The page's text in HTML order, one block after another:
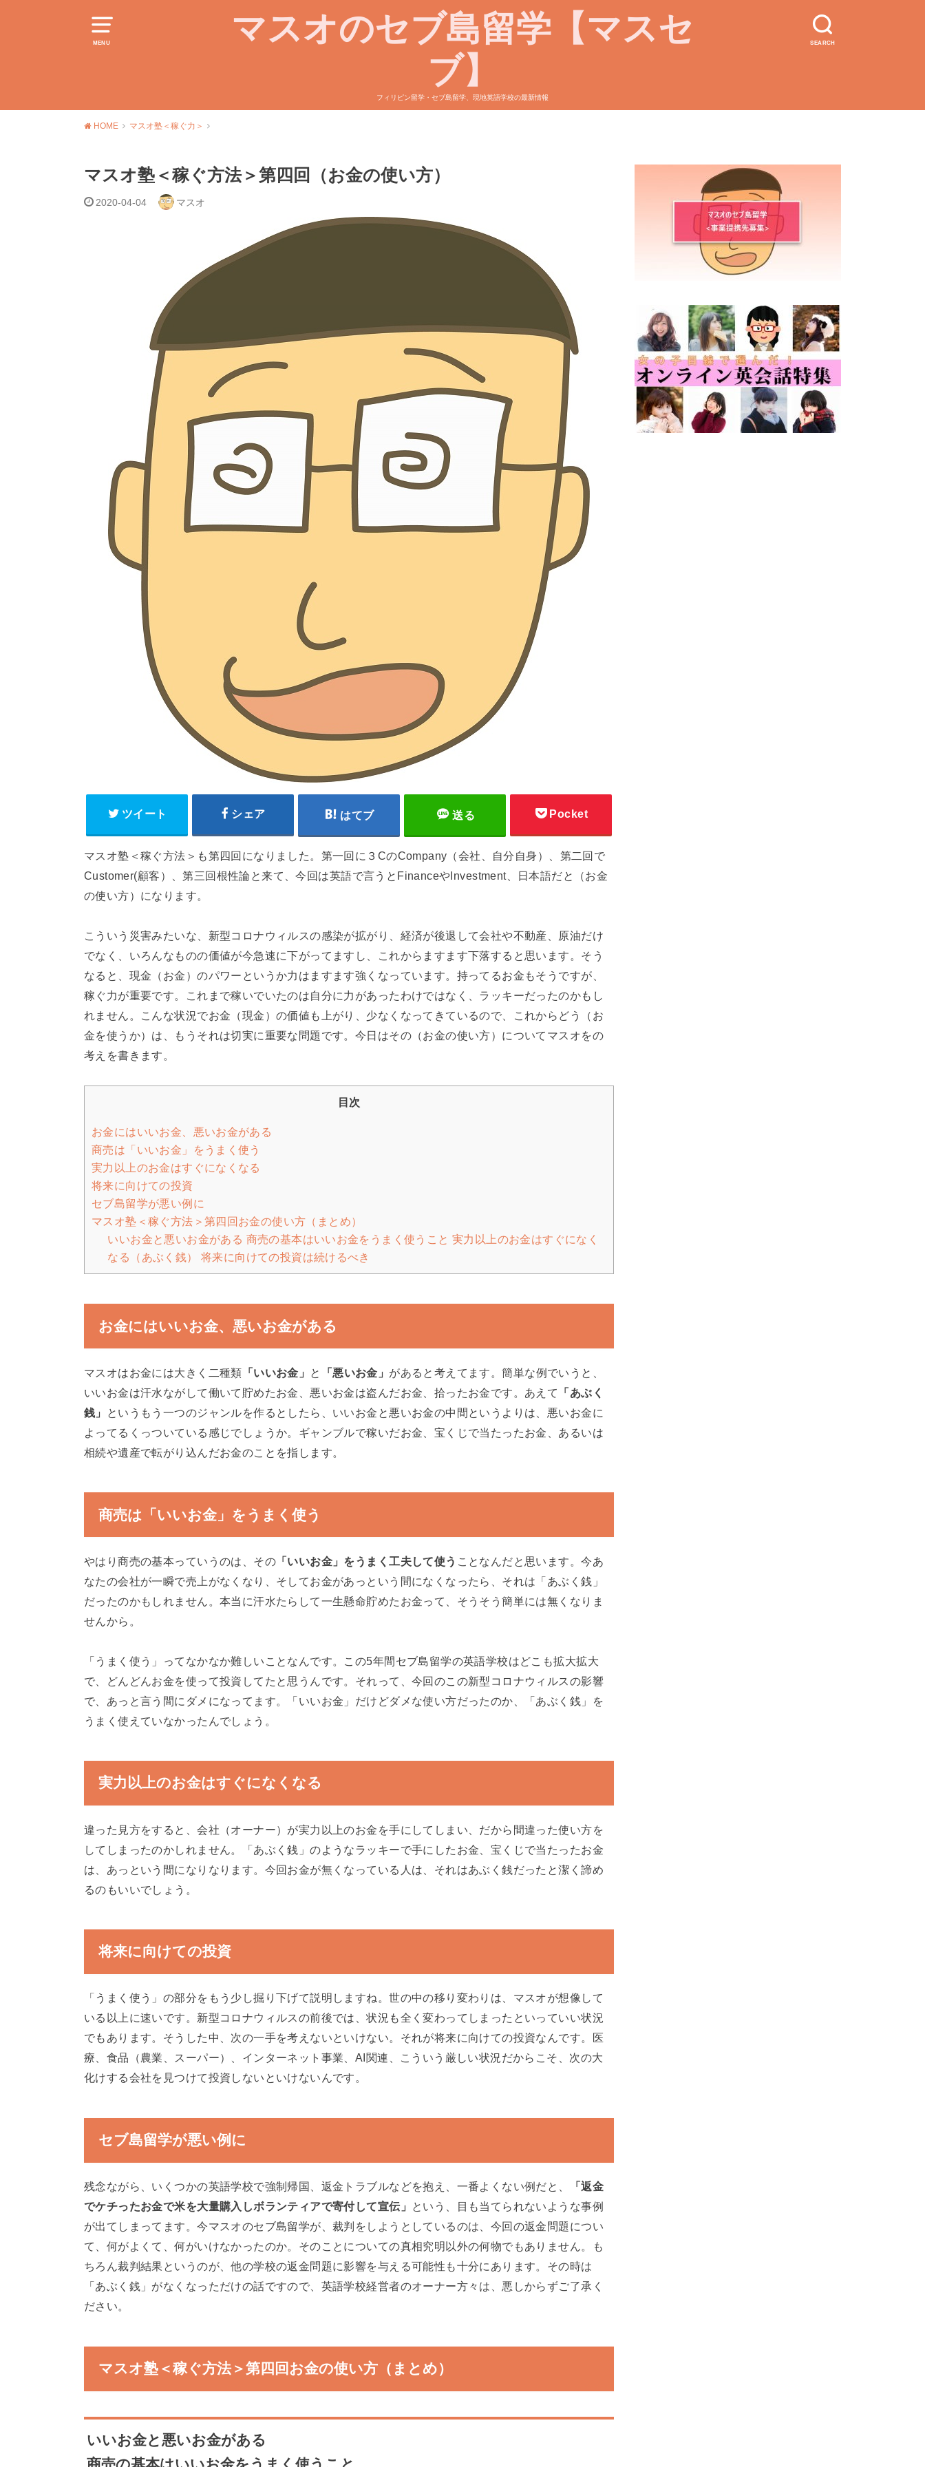
MENU SEARCH
マスオのセブ島留学【マスセ
ブ】
フィリピン留学・セブ島留学、現地英語学校の最新情報
HOME マスオ塾＜稼ぐ力＞
マスオ塾＜稼ぐ方法＞第四回（お金の使い方）
2020-04-04 マスオ
ツイート シェア はてブ 送る Pocket
マスオ塾＜稼ぐ方法＞も第四回になりました。第一回に３CのCompany（会社、自分自身）、第二回で
Customer(顧客）、第三回根性論と来て、今回は英語で言うとFinanceやInvestment、日本語だと（お金
の使い方）になります。
こういう災害みたいな、新型コロナウィルスの感染が拡がり、経済が後退して会社や不動産、原油だけ
でなく、いろんなものの価値が今急速に下がってますし、これからますます下落すると思います。そう
なると、現金（お金）のパワーというか力はますます強くなっています。持ってるお金もそうですが、
稼ぐ力が重要です。これまで稼いでいたのは自分に力があったわけではなく、ラッキーだったのかもし
れません。こんな状況でお金（現金）の価値も上がり、少なくなってきているので、これからどう（お
金を使うか）は、もうそれは切実に重要な問題です。今日はその（お金の使い方）についてマスオをの
考えを書きます。
目次
お金にはいいお金、悪いお金がある
商売は「いいお金」をうまく使う
実力以上のお金はすぐになくなる
将来に向けての投資
セブ島留学が悪い例に
マスオ塾＜稼ぐ方法＞第四回お金の使い方（まとめ）
いいお金と悪いお金がある 商売の基本はいいお金をうまく使うこと 実力以上のお金はすぐになく
なる（あぶく銭） 将来に向けての投資は続けるべき
お金にはいいお金、悪いお金がある
マスオはお金には大きく二種類 「いいお金」 と 「悪いお金」 があると考えてます。簡単な例でいうと、
いいお金は汗水ながして働いて貯めたお金、悪いお金は盗んだお金、拾ったお金です。あえて
「あぶく
銭」
というもう一つのジャンルを作るとしたら、いいお金と悪いお金の中間というよりは、悪いお金に
よってるくっついている感じでしょうか。ギャンブルで稼いだお金、宝くじで当たったお金、あるいは
相続や遺産で転がり込んだお金のことを指します。
商売は「いいお金」をうまく使う
やはり商売の基本っていうのは、その 「いいお金」をうまく工夫して使う ことなんだと思います。今あ
なたの会社が一瞬で売上がなくなり、そしてお金があっという間になくなったら、それは「あぶく銭」
だったのかもしれません。本当に汗水たらして一生懸命貯めたお金って、そうそう簡単には無くなりま
せんから。
「うまく使う」ってなかなか難しいことなんです。この5年間セブ島留学の英語学校はどこも拡大拡大
で、どんどんお金を使って投資してたと思うんです。それって、今回のこの新型コロナウィルスの影響
で、あっと言う間にダメになってます。「いいお金」だけどダメな使い方だったのか、「あぶく銭」を
うまく使えていなかったんでしょう。
実力以上のお金はすぐになくなる
違った見方をすると、会社（オーナー）が実力以上のお金を手にしてしまい、だから間違った使い方を
してしまったのかしれません。「あぶく銭」のようなラッキーで手にしたお金、宝くじで当たったお金
は、あっという間になりなります。今回お金が無くなっている人は、それはあぶく銭だったと潔く諦め
るのもいいでしょう。
将来に向けての投資
「うまく使う」の部分をもう少し掘り下げて説明しますね。世の中の移り変わりは、マスオが想像して
いる以上に速いです。新型コロナウィルスの前後では、状況も全く変わってしまったといっていい状況
でもあります。そうした中、次の一手を考えないといけない。それが将来に向けての投資なんです。医
療、食品（農業、スーパー）、インターネット事業、AI関連、こういう厳しい状況だからこそ、次の大
化けする会社を見つけて投資しないといけないんです。
セブ島留学が悪い例に
残念ながら、いくつかの英語学校で強制帰国、返金トラブルなどを抱え、一番よくない例だと、
「返金
でケチったお金で米を大量購入しボランティアで寄付して宣伝」
という、目も当てられないような事例
が出てしまってます。今マスオのセブ島留学が、裁判をしようとしているのは、今回の返金問題につい
て、何がよくて、何がいけなかったのか。そのことについての真相究明以外の何物でもありません。も
ちろん裁判結果というのが、他の学校の返金問題に影響を与える可能性も十分にあります。その時は
「あぶく銭」がなくなっただけの話ですので、英語学校経営者のオーナー方々は、悪しからずご了承く
ださい。
マスオ塾＜稼ぐ方法＞第四回お金の使い方（まとめ）
いいお金と悪いお金がある